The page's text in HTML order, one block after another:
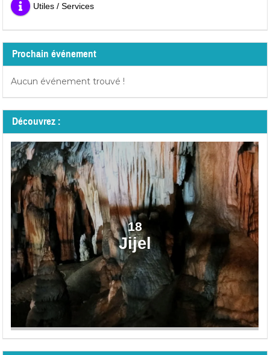
Utiles / Services
Prochain événement
Aucun événement trouvé !
Découvrez :
18
Jijel